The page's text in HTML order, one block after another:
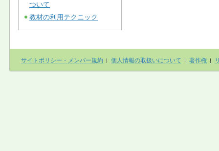
ついて
教材の利用テクニック
サイトポリシー・メンバー規約 個人情報の取扱いについて 著作権